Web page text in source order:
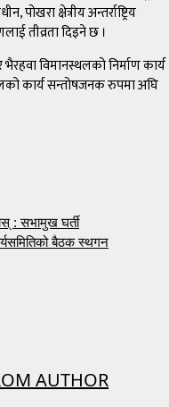
क्षेत्रीय अन्तर्राष्ट्रिय
तीव्रता दिइने छ ।
विमानस्थलको निर्माण कार्य
कार्य सन्तोषजनक रुपमा अघि
: सभामुख घर्ती
बैठक स्थगन
AUTHOR